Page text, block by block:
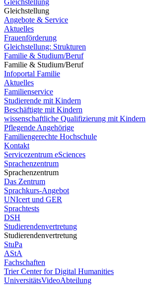
Gleichstellung
Gleichstellung
Angebote & Service
Aktuelles
Frauenförderung
Gleichstellung: Strukturen
Familie & Studium/Beruf
Familie & Studium/Beruf
Infoportal Familie
Aktuelles
Familienservice
Studierende mit Kindern
Beschäftigte mit Kindern
wissenschaftliche Qualifizierung mit Kindern
Pflegende Angehörige
Familiengerechte Hochschule
Kontakt
Servicezentrum eSciences
Sprachenzentrum
Sprachenzentrum
Das Zentrum
Sprachkurs-Angebot
UNIcert und GER
Sprachtests
DSH
Studierendenvertretung
Studierendenvertretung
StuPa
AStA
Fachschaften
Trier Center for Digital Humanities
UniversitätsVideoAbteilung